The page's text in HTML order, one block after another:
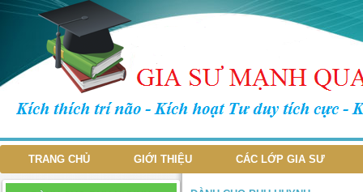
TRANG CHỦ GIỚI THIỆU CÁC LỚP GIA SƯ